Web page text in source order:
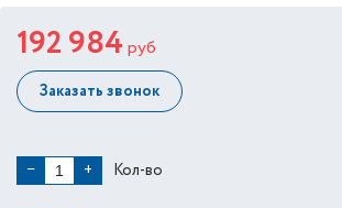
192 984 руб
Заказать звонок
− + Кол-во